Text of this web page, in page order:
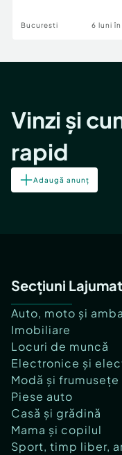
Bucuresti 6 luni în
Vinzi și
rapid
Adaugă anunț
Secțiuni
Auto, moto și
Imobiliare
Locuri de muncă
Electronice și
Modă și frumusețe
Piese auto
Casă și grădină
Mama și copilul
Sport, timp liber,